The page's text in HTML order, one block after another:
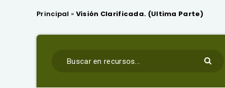
Principal » Visión Clarificada. (Ultima Parte)